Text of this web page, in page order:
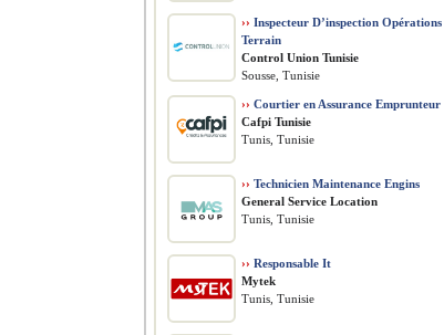
›› Inspecteur D’inspection Opérations
Terrain
Control Union Tunisie
Sousse, Tunisie
›› Courtier en Assurance Emprunteur
Cafpi Tunisie
Tunis, Tunisie
›› Technicien Maintenance Engins
General Service Location
Tunis, Tunisie
›› Responsable It
Mytek
Tunis, Tunisie